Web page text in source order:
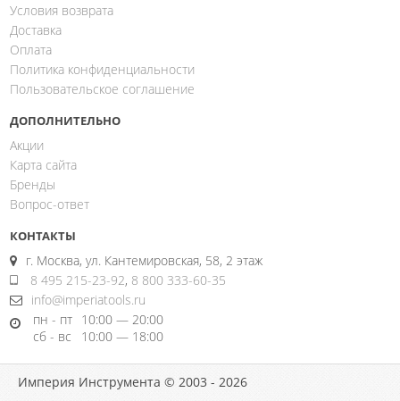
Условия возврата
Доставка
Оплата
Политика конфиденциальности
Пользовательское соглашение
ДОПОЛНИТЕЛЬНО
Акции
Карта сайта
Бренды
Вопрос-ответ
КОНТАКТЫ
г. Москва, ул. Кантемировская, 58, 2 этаж
8 495 215-23-92, 8 800 333-60-35
info@imperiatools.ru
пн - пт 10:00 — 20:00
сб - вс
10:00 — 18:00
Империя Инструмента © 2003 - 2026